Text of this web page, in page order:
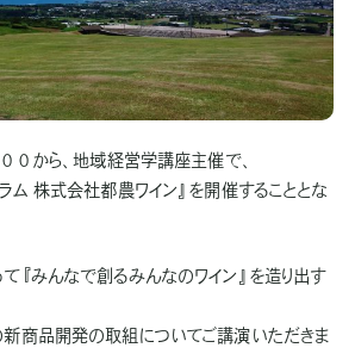
００から、地域経営学講座主催で、
ム 株式会社都農ワイン』を開催することとな
『みんなで創るみんなのワイン』を造り出す
商品開発の取組についてご講演いただきま